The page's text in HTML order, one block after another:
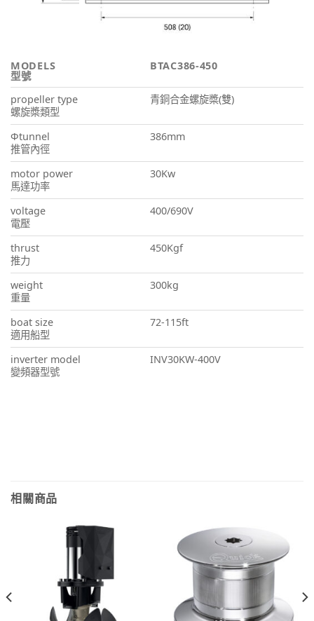
MODELS
型號
BTAC386-450
propeller type
螺旋槳類型
青銅合金螺旋槳(雙)
Φtunnel
推管內徑
386mm
motor power
馬達功率
30Kw
voltage
電壓
400/690V
thrust
推力
450Kgf
weight
重量
300kg
boat size
適用船型
72-115ft
inverter model
變頻器型號
INV30KW-400V
相關商品